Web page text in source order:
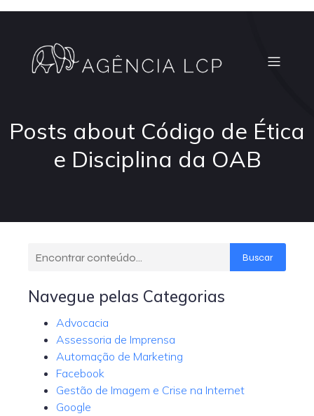
Posts about Código de Ética
e Disciplina da OAB
Buscar
Navegue pelas Categorias
Advocacia
Assessoria de Imprensa
Automação de Marketing
Facebook
Gestão de Imagem e Crise na Internet
Google